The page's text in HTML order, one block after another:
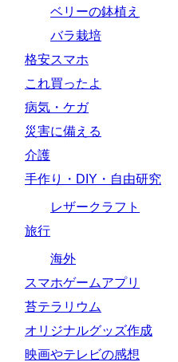
ベリーの鉢植え
バラ栽培
格安スマホ
これ買ったよ
病気・ケガ
災害に備える
介護
手作り・DIY・自由研究
レザークラフト
旅行
海外
スマホゲームアプリ
苔テラリウム
オリジナルグッズ作成
映画やテレビの感想